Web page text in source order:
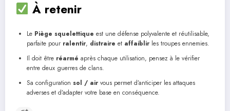
À retenir
Le Piège squelettique est une défense polyvalente et réutilisable,
parfaite pour ralentir, distraire et affaiblir les troupes ennemies.
Il doit être réarmé après chaque utilisation, pensez à le vérifier
entre deux guerres de clans.
Sa configuration sol / air vous permet d’anticiper les attaques
adverses et d’adapter votre base en conséquence.